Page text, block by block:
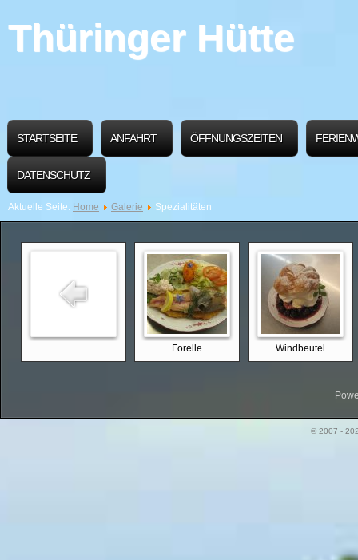
Thüringer Hütte
STARTSEITE ANFAHRT ÖFFNUNGSZEITEN
DATENSCHUTZ
Aktuelle Seite: Home Galerie Spezialitäten
Forelle Windbeutel
© 2007 -